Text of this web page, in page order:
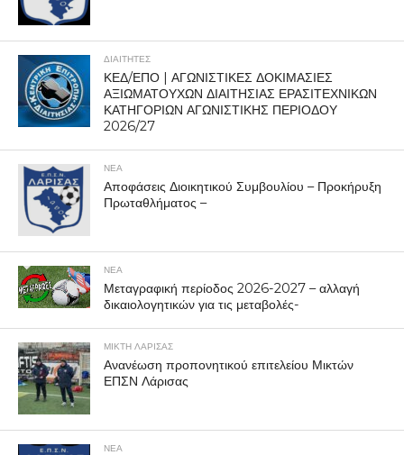
ΔΙΑΙΤΗΤΕΣ
ΚΕΔ/ΕΠΟ | ΑΓΩΝΙΣΤΙΚΕΣ ΔΟΚΙΜΑΣΙΕΣ
ΑΞΙΩΜΑΤΟΥΧΩΝ ΔΙΑΙΤΗΣΙΑΣ ΕΡΑΣΙΤΕΧΝΙΚΩΝ
ΚΑΤΗΓΟΡΙΩΝ ΑΓΩΝΙΣΤΙΚΗΣ ΠΕΡΙΟΔΟΥ
2026/27
ΝΕΑ
Αποφάσεις Διοικητικού Συμβουλίου – Προκήρυξη
Πρωταθλήματος –
ΝΕΑ
Μεταγραφική περίοδος 2026-2027 – αλλαγή
δικαιολογητικών για τις μεταβολές-
ΜΙΚΤΗ ΛΑΡΙΣΑΣ
Ανανέωση προπονητικού επιτελείου Μικτών
ΕΠΣΝ Λάρισας
ΝΕΑ